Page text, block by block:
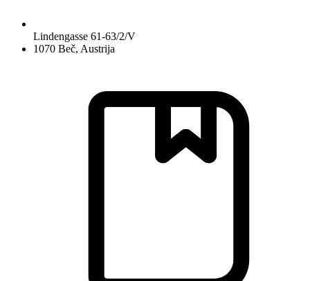
Lindengasse 61-63/2/V
1070 Beč, Austrija